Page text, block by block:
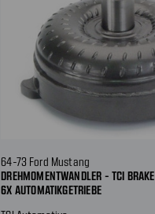
64-73 Ford Mustang
DREHMOMENTWANDLER - TCI
6X AUTOMATIKGETRIEBE